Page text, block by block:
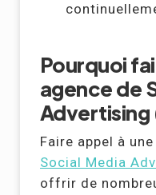
Pourquoi
agence de
Advertising
Faire appel à une
Social Media
offrir de